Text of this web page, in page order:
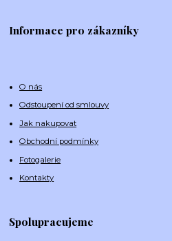
Informace pro zákazníky
O nás
Odstoupení od smlouvy
Jak nakupovat
Obchodní podmínky
Fotogalerie
Kontakty
Spolupracujeme